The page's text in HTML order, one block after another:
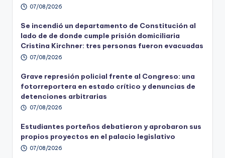
07/08/2026
Se incendió un departamento de Constitución al
lado de de donde cumple prisión domiciliaria
Cristina Kirchner: tres personas fueron evacuadas
07/08/2026
Grave represión policial frente al Congreso: una
fotorreportera en estado crítico y denuncias de
detenciones arbitrarias
07/08/2026
Estudiantes porteños debatieron y aprobaron sus
propios proyectos en el palacio legislativo
07/08/2026